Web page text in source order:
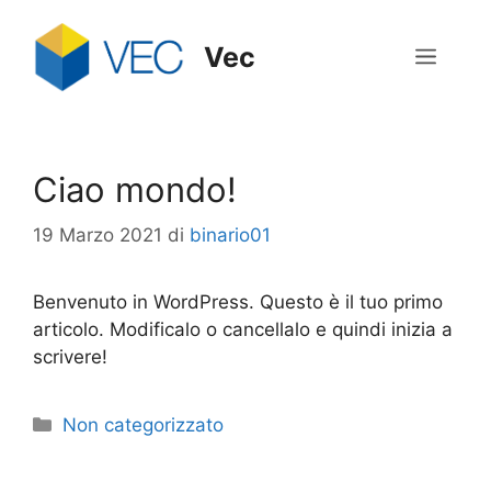
Vec Menu
Ciao mondo!
19 Marzo 2021 di binario01
Benvenuto in WordPress. Questo è il tuo primo
articolo. Modificalo o cancellalo e quindi inizia a
scrivere!
Categorie
Non categorizzato